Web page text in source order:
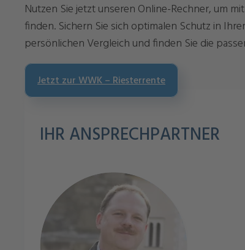
Nutzen Sie jetzt unseren Online-Rechner, um
finden. Sichern Sie sich optimalen Schutz in
persönlichen Vergleich und finden Sie die
Jetzt zur WWK – Riesterrente
IHR ANSPRECHPARTNER